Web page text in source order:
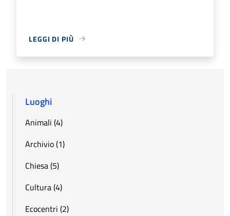
LEGGI DI PIÙ
Luoghi
Animali (4)
Archivio (1)
Chiesa (5)
Cultura (4)
Ecocentri (2)